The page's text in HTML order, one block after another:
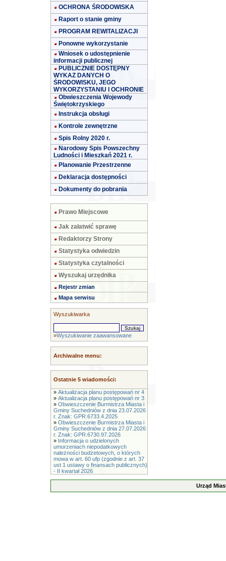
OCHRONA ŚRODOWISKA
Raport o stanie gminy
PROGRAM REWITALIZACJI
Ponowne wykorzystanie
Wniosek o udostępnienie
informacji publicznej
PUBLICZNIE DOSTĘPNY
WYKAZ DANYCH O
ŚRODOWISKU, JEGO
WYKORZYSTANIU I OCHRONIE
Obwieszczenia Wojewody
Świętokrzyskiego
Instrukcja obsługi
Kontrole zewnętrzne
Spis Rolny 2020 r.
Narodowy Spis Powszechny
Ludności i Mieszkań 2021 r.
Planowanie Przestrzenne
Deklaracja dostępności
Dokumenty do pobrania
Prawo Miejscowe
Jak załatwić sprawę
Redaktorzy Strony
Statystyka odwiedzin
Statystyka czytalności
Wyszukaj urzędnika
Rejestr zmian
Mapa serwisu
Wyszukiwarka
»Wyszukiwanie zaawansowane
Archiwalne menu:
Ostatnie 5 wiadomości:
» Aktualizacja planu postępowań nr 4
» Aktualizacja planu postępowań nr 3
» Obwieszczenie Burmistrza Miasta i
Gminy Suchedniów z dnia 23.07.2026
r. Znak: GPR.6733.4.2025
» Obwieszczenie Burmistrza Miasta i
Gminy Suchedniów z dnia 27.07.2026
r. Znak: GPR.6730.97.2026
» Informacja o udzielonych
umorzeniach niepodatkowych
należności budżetowych, o których
mowa w art. 60 ufp (zgodnie z art. 37
ust 1 ustawy o finansach publicznych)
- II kwartał 2026
Urząd